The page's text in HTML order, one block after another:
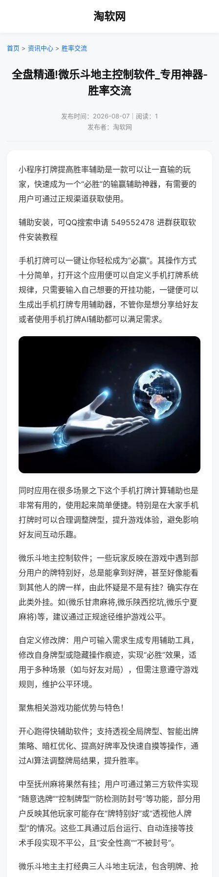
淘软网
首页 > 资讯中心 > 胜率交流
全盘精通!微乐斗地主控制软件_专用神器-
胜率交流
发布时间：2026-08-07｜阅读：1
发布者：淘软网
小程序打牌提高胜率辅助是一款可以让一直输的玩
家，快速成为一个“必胜”的输赢辅助神器，有需要的
用户可通过正规渠道获取使用。
辅助安装，可QQ搜索申请 549552478 进群获取软
件安装教程
手机打牌可以一键让你轻松成为“必赢”。其操作方式
十分简单，打开这个应用便可以自定义手机打牌系统
规律，只需要输入自己想要的开挂功能，一键便可以
生成出手机打牌专用辅助器，不管你是想分享给好友
或者使用手机打牌AI辅助都可以满足需求。
同时应用在很多场景之下这个手机打牌计算辅助也是
非常有用的，使用起来简单便捷。特别是在大家手机
打牌时可以合理调整牌型，提升游戏体验，避免影响
好友间互动乐趣。
微乐斗地主控制软件；一些玩家反映在游戏中遇到部
分用户的牌特别好，总是能拿到好牌，甚至好像能看
到其他人的牌一样，由此怀疑是不是有挂？确实存在
此类外挂。如(微乐甘肃麻将,微乐陕西挖坑,微乐宁夏
麻将)等，建议通过正规途径维护游戏公平。
自定义修改牌：用户可输入需求生成专用辅助工具，
修改自身牌型或隐藏操作痕迹，实现“必胜”效果，适
用于多种场景（如与好友对局），但需注意遵守游戏
规则，维护公平环境。
聚焦相关游戏功能优势与特色！
开心跑得快辅助软件；支持透视全局牌型、智能出牌
策略、暗杠优化、提高好牌率及快速自摸等操作，通
过AI算法调整牌局结果，提升胜率。
中至抚州麻将果然有挂；用户可通过第三方软件实现
“随意选牌”“控制牌型”“防检测防封号”等功能，部分用
户反映其他玩家可能存在“牌特别好”或“透视他人牌
型”的情况。这些工具通过后台运行、自动连接等技
术手段实现不平公，且“安全性高”“不被封号”。
微乐斗地主主打经典三人斗地主玩法，包含明牌、抢